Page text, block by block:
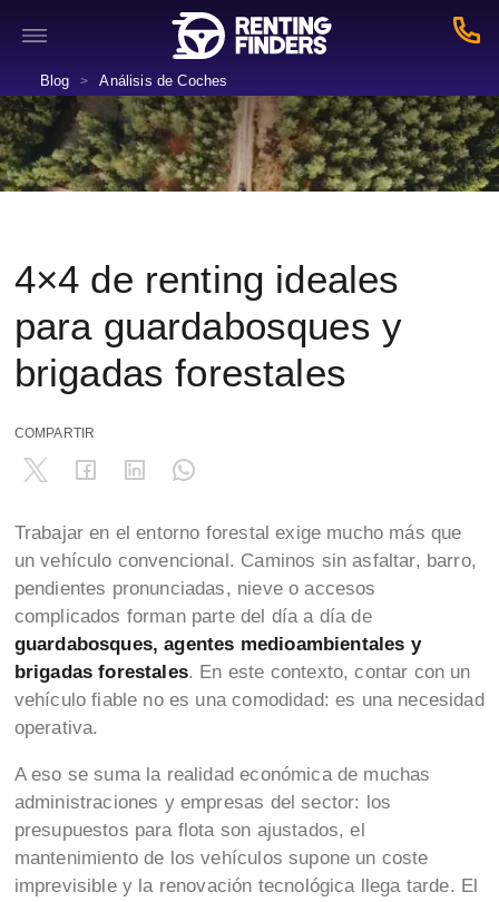
Blog > Análisis de Coches
4×4 de renting ideales
para guardabosques y
brigadas forestales
COMPARTIR
Trabajar en el entorno forestal exige mucho más que
un vehículo convencional. Caminos sin asfaltar, barro,
pendientes pronunciadas, nieve o accesos
complicados forman parte del día a día de
guardabosques, agentes medioambientales y
brigadas forestales. En este contexto, contar con un
vehículo fiable no es una comodidad: es una necesidad
operativa.
A eso se suma la realidad económica de muchas
administraciones y empresas del sector: los
presupuestos para flota son ajustados, el
mantenimiento de los vehículos supone un coste
imprevisible y la renovación tecnológica llega tarde. El